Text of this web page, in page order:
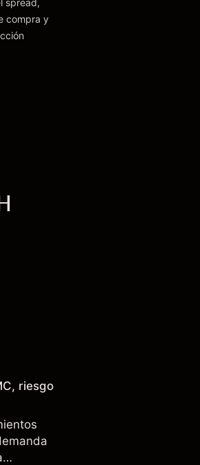
y tarifas
spread,
compra y
riesgo